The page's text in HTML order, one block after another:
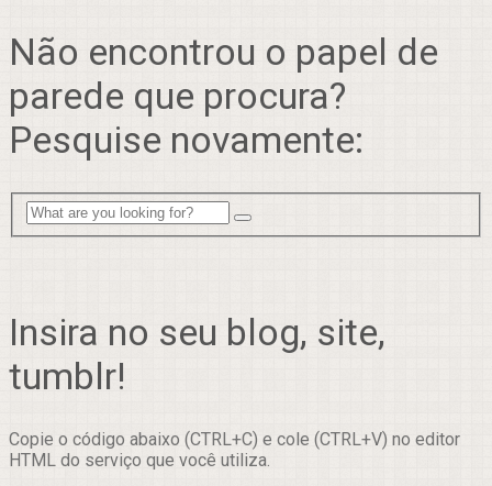
Não encontrou o papel de
parede que procura?
Pesquise novamente:
Insira no seu blog, site,
tumblr!
Copie o código abaixo (CTRL+C) e cole (CTRL+V) no editor
HTML do serviço que você utiliza.